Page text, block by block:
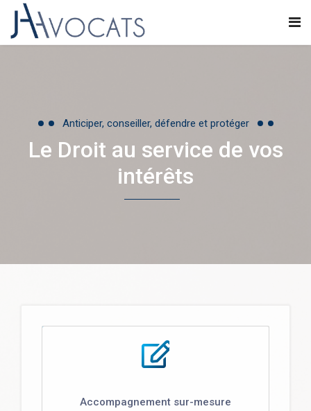
Anticiper, conseiller, défendre et protéger
Le Droit au service de vos
intérêts
Accompagnement sur-mesure